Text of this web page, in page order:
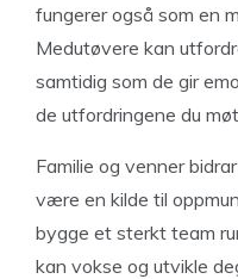
fungerer også som en
Medutøvere kan
samtidig som de gir
de utfordringene du
Familie og venner
være en kilde til
bygge et sterkt team
kan vokse og utvikle